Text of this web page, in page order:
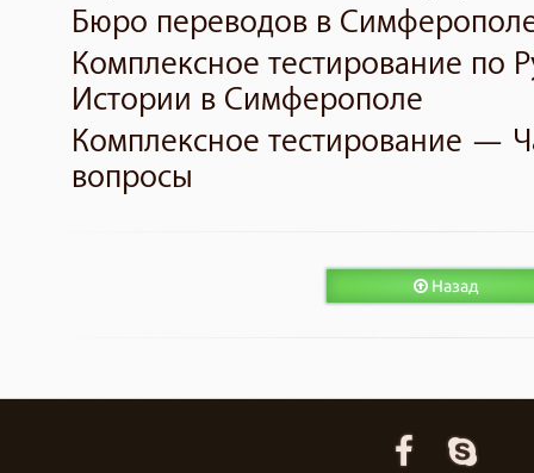
Бюро переводов в
Комплексное тестирование по
Истории в Симферополе
Комплексное тестирование —
вопросы
Назад